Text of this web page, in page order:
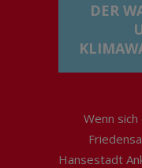
DER
Wenn
Hansestadt